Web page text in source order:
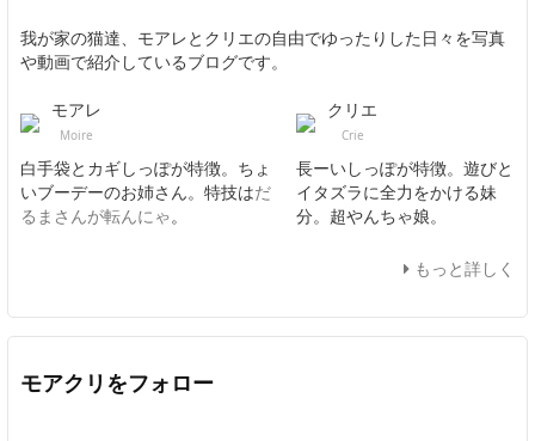
我が家の猫達、モアレとクリエの自由でゆったりした日々を写真
や動画で紹介しているブログです。
モアレ
Moire
白手袋とカギしっぽが特徴。ちょ
いブーデーのお姉さん。特技はだ
るまさんが転んにゃ。
クリエ
Crie
長ーいしっぽが特徴。遊びと
イタズラに全力をかける妹
分。超やんちゃ娘。
もっと詳しく
モアクリをフォロー